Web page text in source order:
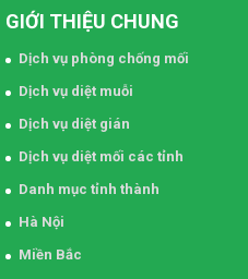
GIỚI THIỆU CHUNG
Dịch vụ phòng chống mối
Dịch vụ diệt muỗi
Dịch vụ diệt gián
Dịch vụ diệt mối các tỉnh
Danh mục tỉnh thành
Hà Nội
Miền Bắc